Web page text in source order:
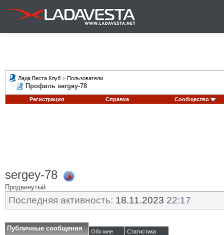
Лада Веста Клуб > Пользователи
Профиль sergey-78
Регистрация Справка Сообщество
sergey-78
Продвинутый
Последняя активность: 18.11.2023 22:17
Публичные сообщения Обо мне Статистика